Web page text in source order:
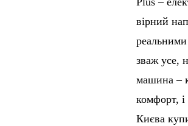
вірний
зваж усе,
машина –
комфорт, і
Києва